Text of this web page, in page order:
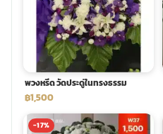
ร้านดอกไม้งานศพ ใกล้ฉัน
ดอกไม้งานศพ ราคาถูก
จัดดอกไม้งานศพ ราคา
ส่งพวงหรีด ด่วน กรุงเทพ
ร้านพวงหรีด กรุงเทพ ส่งฟรี
พวงหรีด ปากคลองตลาด ราคา
มรุ ส่งด่วน
น้าเมรุ กรุงเทพ
พวงหรีด วัดประดู่ในทรงธรรม
฿1,500
-17%